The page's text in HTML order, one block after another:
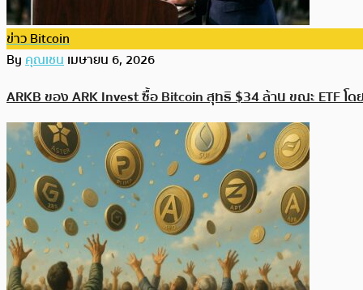
ข่าว Bitcoin
Byคุณเชนเมษายน 6, 2026
ARKB ของ ARK Invest ซื้อ Bitcoin สุทธิ $34 ล้าน ขณะ ETF โ